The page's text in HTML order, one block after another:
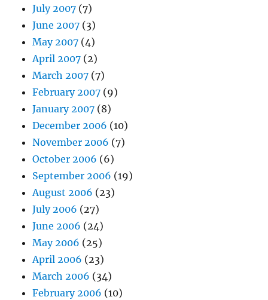
July 2007 (7)
June 2007 (3)
May 2007 (4)
April 2007 (2)
March 2007 (7)
February 2007 (9)
January 2007 (8)
December 2006 (10)
November 2006 (7)
October 2006 (6)
September 2006 (19)
August 2006 (23)
July 2006 (27)
June 2006 (24)
May 2006 (25)
April 2006 (23)
March 2006 (34)
February 2006 (10)